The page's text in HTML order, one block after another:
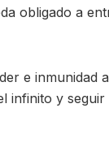
obligado a
e inmunidad
infinito y seguir